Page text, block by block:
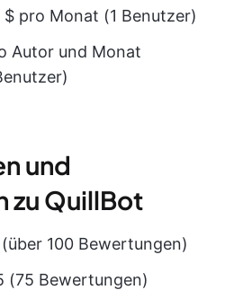
$ pro Monat (1 Benutzer)
Autor und Monat
und
zu QuillBot
100 Bewertungen)
(75 Bewertungen)